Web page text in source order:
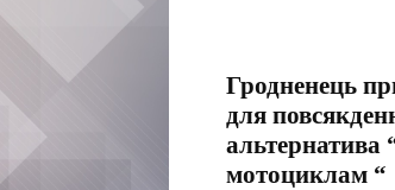
Гродненець
для
альтернатива
мотоциклам “